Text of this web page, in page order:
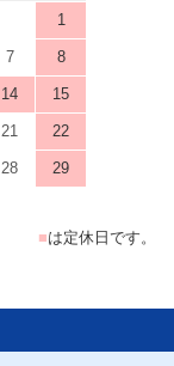
1
7 8
14 15
21 22
28 29
■は定休日です。